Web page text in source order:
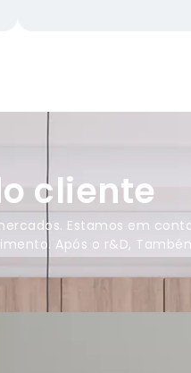
cliente
Estamos em
Após o r&D,